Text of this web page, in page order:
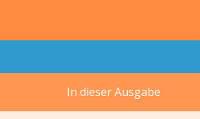
In dieser Ausgabe